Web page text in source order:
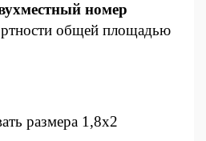
номер
общей площадью
размера 1,8x2